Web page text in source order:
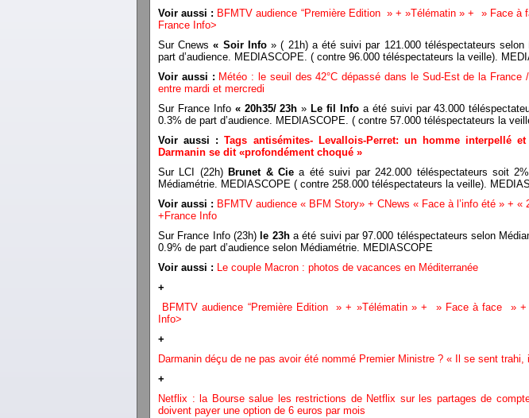
Voir aussi : BFMTV audience “Première Edition » + »Télématin » + » Face à
France Info>
Sur Cnews« Soir Info» ( 21h) a été suivi par 121.000 téléspectateurs selon
part d’audience. MEDIASCOPE. ( contre 96.000 téléspectateurs la veille).
Voir aussi : Météo : le seuil des 42°C dépassé dans le Sud-Est de la France
entre mardi et mercredi
Sur France Info « 20h35/ 23h » Le fil Info a été suivi par 43.000
0.3% de part d’audience. MEDIASCOPE. ( contre 57.000 téléspectateurs la
Voir aussi :Tags antisémites- Levallois-Perret: un homme interpellé
Darmanin se dit «profondément choqué »
Sur LCI (22h)Brunet & Ciea été suivi par 242.000 téléspectateurs soit
Médiamétrie. MEDIASCOPE ( contre 258.000 téléspectateurs la veille).
Voir aussi : BFMTV audience « BFM Story» + CNews « Face à l’info été » +
+France Info
Sur France Info (23h) le 23ha été suivi par 97.000 téléspectateurs selon
0.9% de part d’audience selon Médiamétrie. MEDIASCOPE
Voir aussi : Le couple Macron : photos de vacances en Méditerranée
+
BFMTV audience “Première Edition » + »Télématin » + » Face à face »
Info>
+
Darmanin déçu de ne pas avoir été nommé Premier Ministre ? « Il se sent
+
Netflix : la Bourse salue les restrictions de Netflix sur les partages de
doivent payer une option de 6 euros par mois